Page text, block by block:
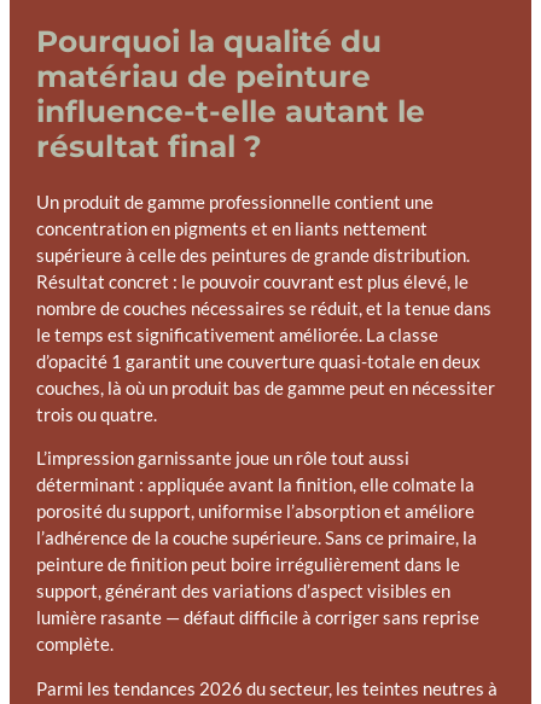
Pourquoi la qualité du
matériau de peinture
influence-t-elle autant le
résultat final ?
Un produit de gamme professionnelle contient une
concentration en pigments et en liants nettement
supérieure à celle des peintures de grande distribution.
Résultat concret : le pouvoir couvrant est plus élevé, le
nombre de couches nécessaires se réduit, et la tenue dans
le temps est significativement améliorée. La classe
d’opacité 1 garantit une couverture quasi-totale en deux
couches, là où un produit bas de gamme peut en nécessiter
trois ou quatre.
L’impression garnissante joue un rôle tout aussi
déterminant : appliquée avant la finition, elle colmate la
porosité du support, uniformise l’absorption et améliore
l’adhérence de la couche supérieure. Sans ce primaire, la
peinture de finition peut boire irrégulièrement dans le
support, générant des variations d’aspect visibles en
lumière rasante — défaut difficile à corriger sans reprise
complète.
Parmi les tendances 2026 du secteur, les teintes neutres à